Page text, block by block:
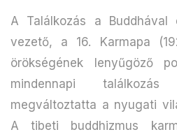
A Találkozás a Buddhával
vezető, a 16. Karmapa
örökségének lenyűgöző
mindennapi
megváltoztatta a nyugati
A tibeti buddhizmus